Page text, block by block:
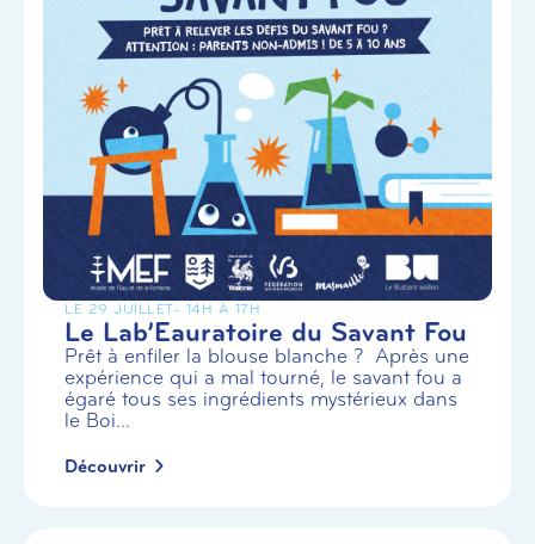
LE 29 JUILLET- 14H À 17H
Le Lab’Eauratoire du Savant Fou
Prêt à enfiler la blouse blanche ? Après une
expérience qui a mal tourné, le savant fou a
égaré tous ses ingrédients mystérieux dans
le Boi...
Découvrir